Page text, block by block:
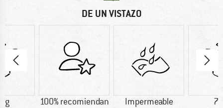
DE UN VISTAZO
g 100% recomiendan Impermeable